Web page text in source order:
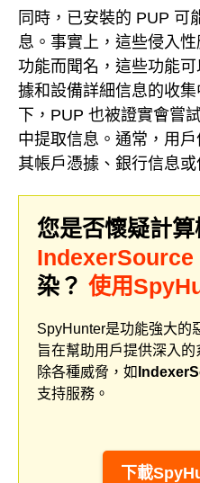
同時，已安裝的 PUP 可
息。事實上，這些侵入
功能而聞名，這些功能
據和設備詳細信息的收
下，PUP 也被證實會嘗
中提取信息。通常，用
其帳戶憑據、銀行信息
您是否懷疑計算
IndexerSource
染？ 使用
SpyHunter是功能強大的
旨在幫助用戶提供深入
除各種威脅，如
支持服務。
下載